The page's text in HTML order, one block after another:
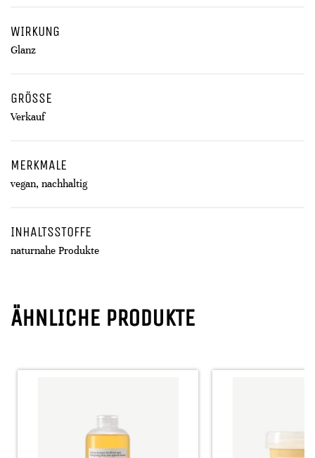
WIRKUNG
Glanz
GRÖSSE
Verkauf
MERKMALE
vegan, nachhaltig
INHALTSSTOFFE
naturnahe Produkte
ÄHNLICHE PRODUKTE